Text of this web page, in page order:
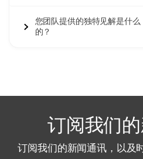
您团队提供的独特见解是什
的？
订阅我们
订阅我们的新闻通讯，以及